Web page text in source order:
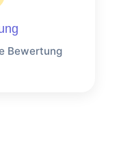
Bewertung